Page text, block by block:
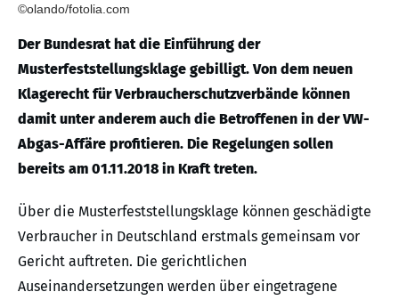
©olando/fotolia.com
Der Bundesrat hat die Einführung der
Musterfeststellungsklage gebilligt. Von dem neuen
Klagerecht für Verbraucherschutzverbände können
damit unter anderem auch die Betroffenen in der VW-
Abgas-Affäre profitieren. Die Regelungen sollen
bereits am 01.11.2018 in Kraft treten.
Über die Musterfeststellungsklage können geschädigte
Verbraucher in Deutschland erstmals gemeinsam vor
Gericht auftreten. Die gerichtlichen
Auseinandersetzungen werden über eingetragene